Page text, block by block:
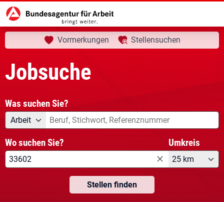
Startseite aktuelle Seite:
Jobsuche
Vormerkungen Stellensuchen
Jobsuche
Was suchen Sie?
Angebotsart
Arbeit Was suchen Sie?
Wo suchen Sie? Umkreis
25 km
Stellen finden